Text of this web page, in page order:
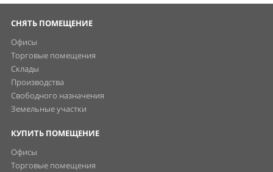
СНЯТЬ ПОМЕЩЕНИЕ
Офисы
Торговые помещения
Склады
Производства
Свободного назначения
Земельные участки
КУПИТЬ ПОМЕЩЕНИЕ
Офисы
Торговые помещения